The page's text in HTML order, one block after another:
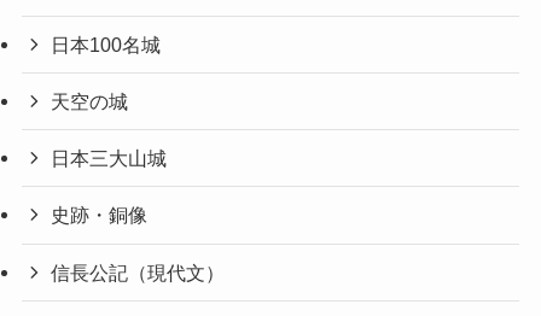
日本100名城
天空の城
日本三大山城
史跡・銅像
信長公記（現代文）